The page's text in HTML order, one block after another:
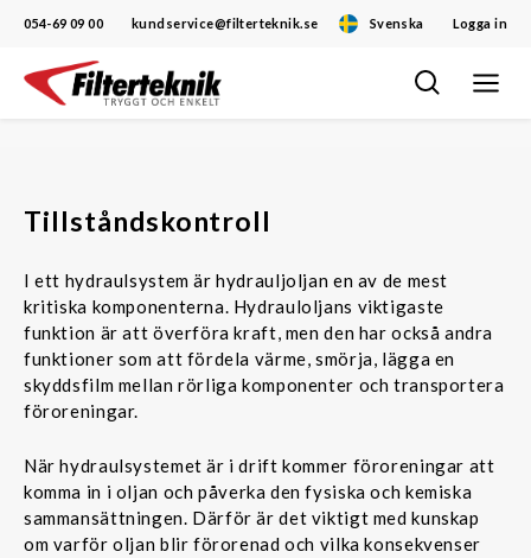
Svenska Logga in
054-69 09 00 kundservice@filterteknik.se
Hoppa
Tillståndskontroll
I ett hydraulsystem är hydrauljoljan en av de mest
kritiska komponenterna. Hydrauloljans viktigaste
funktion är att överföra kraft, men den har också andra
funktioner som att fördela värme, smörja, lägga en
skyddsfilm mellan rörliga komponenter och transportera
föroreningar.
När hydraulsystemet är i drift kommer föroreningar att
komma in i oljan och påverka den fysiska och kemiska
sammansättningen. Därför är det viktigt med kunskap
om varför oljan blir förorenad och vilka konsekvenser